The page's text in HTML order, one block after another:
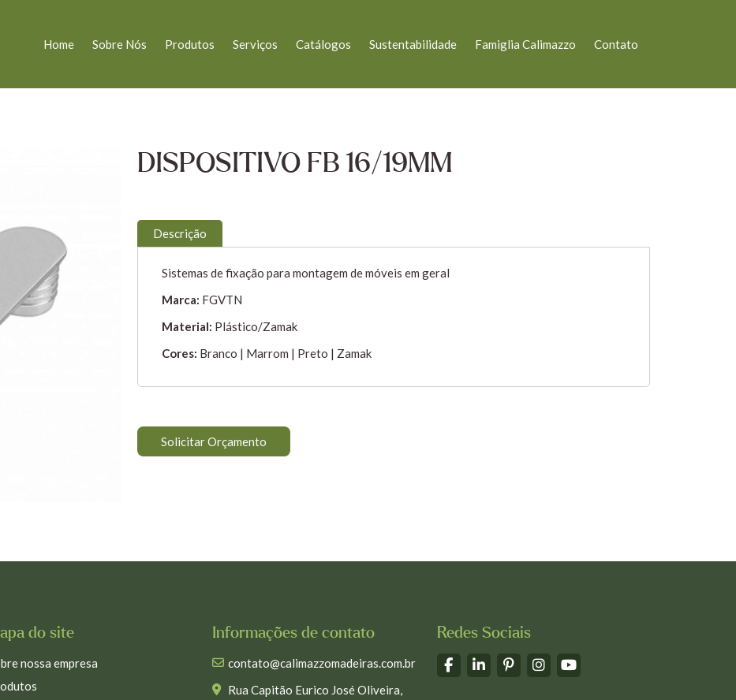
Home Sobre Nós Produtos Serviços Catálogos Sustentabilidade Famiglia Calimazzo Contato
DISPOSITIVO FB 16/19MM
Descrição
Sistemas de fixação para montagem de móveis em geral
Marca: FGVTN
Material: Plástico/Zamak
Cores: Branco | Marrom | Preto | Zamak
Solicitar Orçamento
do site
nossa empresa
Informações de contato
contato@calimazzomadeiras.com.br
Rua Capitão Eurico José Oliveira,
Redes Sociais